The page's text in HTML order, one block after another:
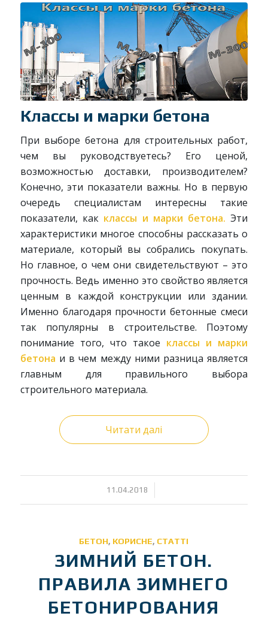
Классы и марки бетона
При выборе бетона для строительных работ,
чем вы руководствуетесь? Его ценой,
возможностью доставки, производителем?
Конечно, эти показатели важны. Но в первую
очередь специалистам интересны такие
показатели, как классы и марки бетона.Эти
характеристики многое способны рассказать о
материале, который вы собрались покупать.
Но главное, о чем они свидетельствуют – это
прочность. Ведь именно это свойство является
ценным в каждой конструкции или здании.
Именно благодаря прочности бетонные смеси
так популярны в строительстве. Поэтому
понимание того, что такое классы и марки
бетона и в чем между ними разница является
главным для правильного выбора
строительного материала.
Читати далі
11.04.2018
/
БЕТОН, КОРИСНЕ, СТАТТІ
ЗИМНИЙ БЕТОН.
ПРАВИЛА ЗИМНЕГО
БЕТОНИРОВАНИЯ